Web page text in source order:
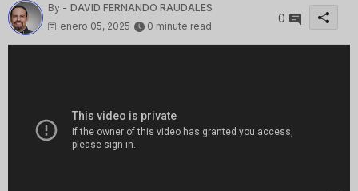
By - DAVID FERNANDO RAUDALES
enero 05, 2025
0 minute read
0